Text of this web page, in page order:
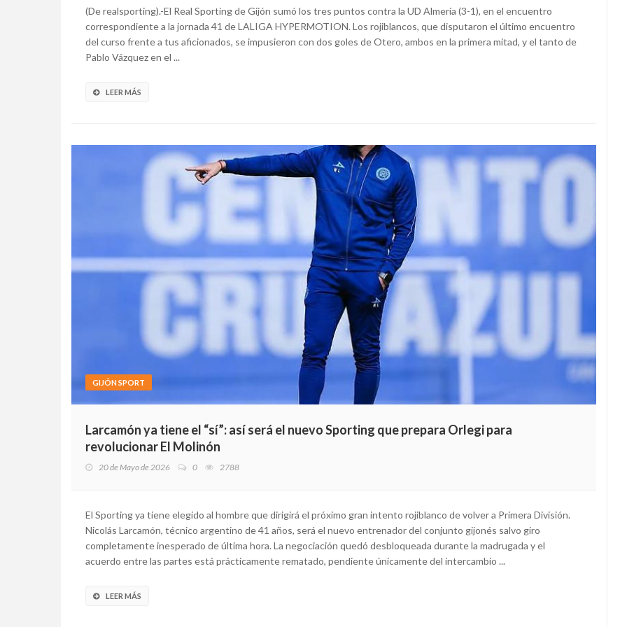
(De realsporting).-El Real Sporting de Gijón sumó los tres puntos contra la UD Almería (3-1), en el encuentro
correspondiente a la jornada 41 de LALIGA HYPERMOTION. Los rojiblancos, que disputaron el último encuentro
del curso frente a tus aficionados, se impusieron con dos goles de Otero, ambos en la primera mitad, y el tanto de
Pablo Vázquez en el ...
LEER MÁS
GIJÓN SPORT
Larcamón ya tiene el “sí”: así será el nuevo Sporting que prepara Orlegi para
revolucionar El Molinón
20 de Mayo de 2026 0 2788
El Sporting ya tiene elegido al hombre que dirigirá el próximo gran intento rojiblanco de volver a Primera División.
Nicolás Larcamón, técnico argentino de 41 años, será el nuevo entrenador del conjunto gijonés salvo giro
completamente inesperado de última hora. La negociación quedó desbloqueada durante la madrugada y el
acuerdo entre las partes está prácticamente rematado, pendiente únicamente del intercambio ...
LEER MÁS